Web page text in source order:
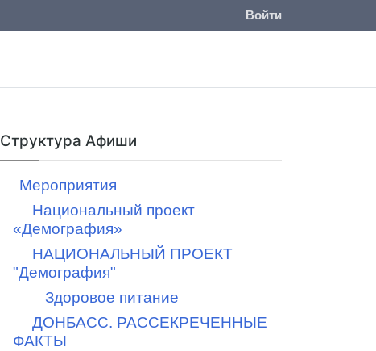
Войти
Структура Афиши
Мероприятия
Национальный проект
«Демография»
НАЦИОНАЛЬНЫЙ ПРОЕКТ
"Демография"
Здоровое питание
ДОНБАСС. РАССЕКРЕЧЕННЫЕ
ФАКТЫ